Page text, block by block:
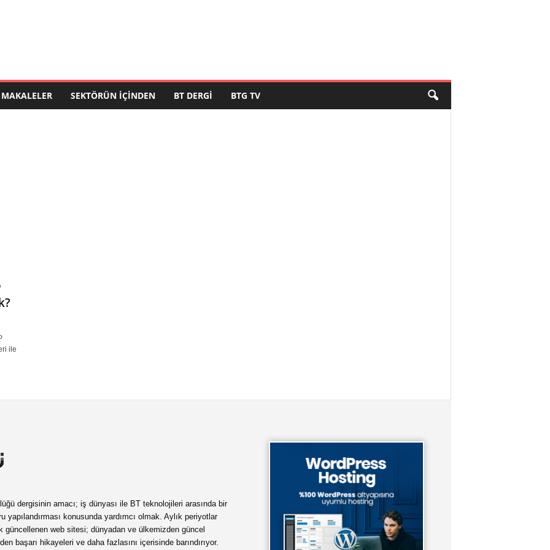
MAKALELER SEKTÖRÜN İÇINDEN BT DERGI BTG TV
ile
dergisinin amacı; iş dünyası ile BT teknolojileri arasında bir
yapılandırması konusunda yardımcı olmak. Aylık periyotlar
güncellenen web sitesi; dünyadan ve ülkemizden güncel
başarı hikayeleri ve daha fazlasını içerisinde barındırıyor.